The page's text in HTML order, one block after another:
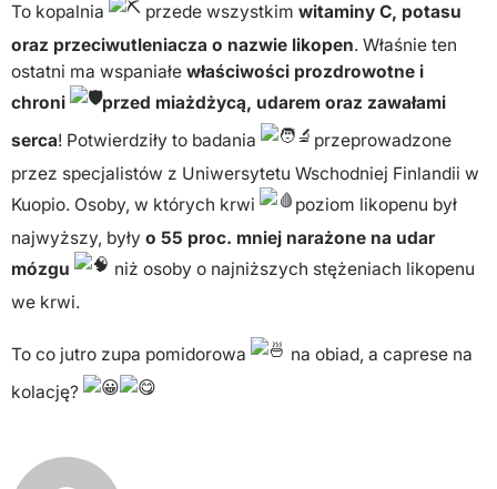
To kopalnia przede wszystkim witaminy C, potasu
oraz przeciwutleniacza o nazwie likopen. Właśnie ten
ostatni ma wspaniałe właściwości prozdrowotne i
chroni
przed miażdżycą, udarem oraz zawałami
serca! Potwierdziły to badania
przeprowadzone
przez specjalistów z Uniwersytetu Wschodniej Finlandii w
Kuopio. Osoby, w których krwi
poziom likopenu był
najwyższy, były o 55 proc. mniej narażone na udar
mózgu
niż osoby o najniższych stężeniach likopenu
we krwi.
To co jutro zupa pomidorowa
na obiad, a caprese na
kolację?